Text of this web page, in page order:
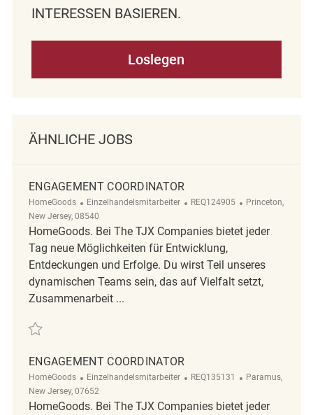
NTERESSEN BASIEREN.
Loslegen
ÄHNLICHE JOBS
ENGAGEMENT COORDINATOR
HomeGoods Kategorie
Einzelhandelsmitarbeiter ReqId
REQ124905 Ort
Princeton,
New Jersey, 08540
HomeGoods. Bei The TJX Companies bietet jeder
Tag neue Möglichkeiten für Entwicklung,
Entdeckungen und Erfolge. Du wirst Teil unseres
dynamischen Teams sein, das auf Vielfalt setzt,
Zusammenarbeit ...
Retten Engagement coordinator REQ124905
ENGAGEMENT COORDINATOR
HomeGoods Kategorie
Einzelhandelsmitarbeiter ReqId
REQ135131 Ort
Paramus,
New Jersey, 07652
HomeGoods. Bei The TJX Companies bietet jeder